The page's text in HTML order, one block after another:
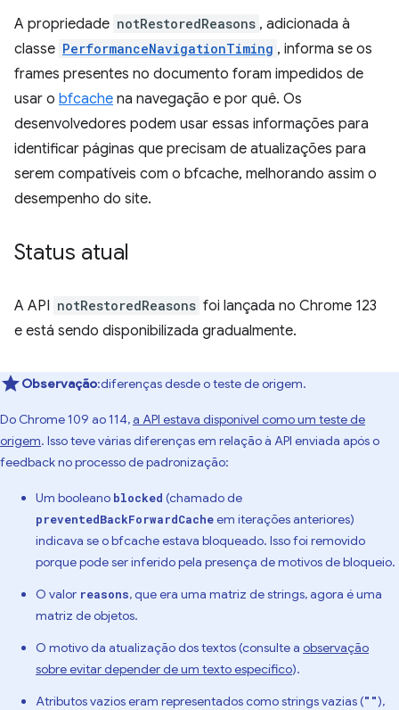
A propriedade notRestoredReasons , adicionada à
classe PerformanceNavigationTiming , informa se os
frames presentes no documento foram impedidos de
usar o bfcache na navegação e por quê. Os
desenvolvedores podem usar essas informações para
identificar páginas que precisam de atualizações para
serem compatíveis com o bfcache, melhorando assim o
desempenho do site.
Status atual
A API notRestoredReasons foi lançada no Chrome 123
e está sendo disponibilizada gradualmente.
Observação:diferenças desde o teste de origem.
Do Chrome 109 ao 114,a API estava disponível como um teste de
origem. Isso teve várias diferenças em relação à API enviada após o
feedback no processo de padronização:
Um booleano blocked (chamado de
preventedBackForwardCacheem iterações anteriores)
indicava se o bfcache estava bloqueado. Isso foi removido
porque pode ser inferido pela presença de motivos de bloqueio.
O valor reasons, que era uma matriz de strings, agora é uma
matriz de objetos.
O motivo da atualização dos textos (consulte a observação
sobre evitar depender de um texto específico).
Atributos vazios eram representados como strings vazias (""),